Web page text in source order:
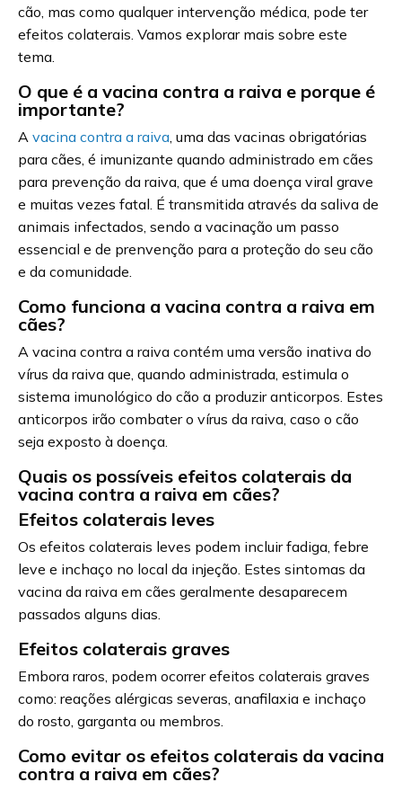
cão, mas como qualquer intervenção médica, pode ter
efeitos colaterais. Vamos explorar mais sobre este
tema.
O que é a vacina contra a raiva e porque é
importante?
A vacina contra a raiva, uma das vacinas obrigatórias
para cães, é imunizante quando administrado em cães
para prevenção da raiva, que é uma doença viral grave
e muitas vezes fatal. É transmitida através da saliva de
animais infectados, sendo a vacinação um passo
essencial e de prenvenção para a proteção do seu cão
e da comunidade.
Como funciona a vacina contra a raiva em
cães?
A vacina contra a raiva contém uma versão inativa do
vírus da raiva que, quando administrada, estimula o
sistema imunológico do cão a produzir anticorpos. Estes
anticorpos irão combater o vírus da raiva, caso o cão
seja exposto à doença.
Quais os possíveis efeitos colaterais da
vacina contra a raiva em cães?
Efeitos colaterais leves
Os efeitos colaterais leves podem incluir fadiga, febre
leve e inchaço no local da injeção. Estes sintomas da
vacina da raiva em cães geralmente desaparecem
passados alguns dias.
Efeitos colaterais graves
Embora raros, podem ocorrer efeitos colaterais graves
como: reações alérgicas severas, anafilaxia e inchaço
do rosto, garganta ou membros.
Como evitar os efeitos colaterais da vacina
contra a raiva em cães?